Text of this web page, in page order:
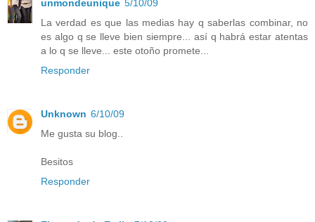
unmondeunique 5/10/09
La verdad es que las medias hay q saberlas combinar, no
es algo q se lleve bien siempre... así q habrá estar atentas
a lo q se lleve... este otoño promete...
Responder
Unknown 6/10/09
Me gusta su blog..
Besitos
Responder